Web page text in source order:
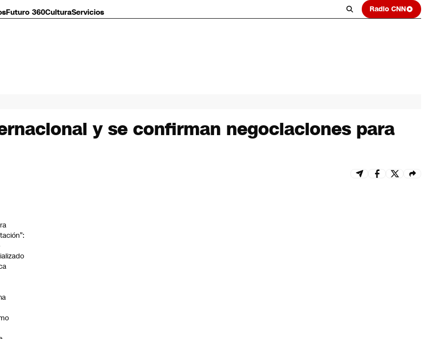
Futuro 360CulturaServicios Radio CNN
y se confirman negociaciones para